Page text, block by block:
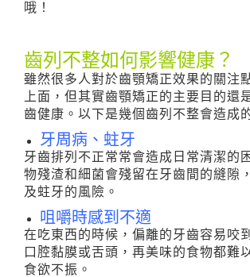
哦！
齒列不整如何影響健康？
雖然很多人對於齒顎矯正效果的關注
上面，但其實齒顎矯正的主要目的還
齒健康。以下是幾個齒列不整會造成
牙周病、蛀牙
牙齒排列不正常常會造成日常清潔的
物殘渣和細菌會殘留在牙齒間的縫隙
及蛀牙的風險。
咀嚼時感到不適
在吃東西的時候，偏離的牙齒容易咬
口腔黏膜或舌頭，再美味的食物都難
食欲不振。